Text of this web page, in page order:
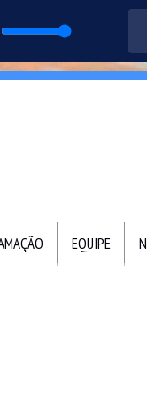
EQUIPE